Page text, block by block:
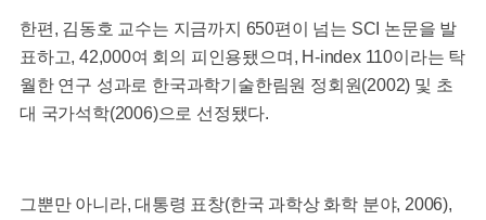
한편, 김동호 교수는 지금까지 650편이 넘는 SCI 논문을 발
표하고, 42,000여 회의 피인용됐으며, H-index 110이라는 탁
월한 연구 성과로 한국과학기술한림원 정회원(2002) 및 초
대 국가석학(2006)으로 선정됐다.
그뿐만 아니라, 대통령 표창(한국 과학상 화학 분야, 2006),